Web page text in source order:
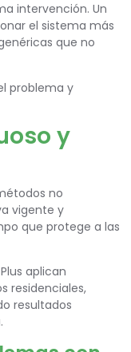
intervención. Un
el sistema más
que no
problema y
y
no
vigente y
que protege a las
aplican
residenciales,
resultados